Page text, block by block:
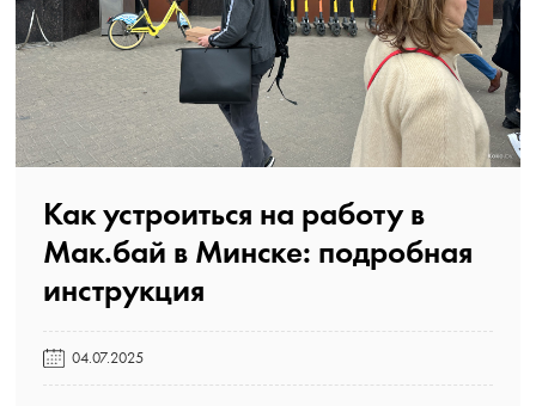
Как устроиться на работу в
Мак.бай в Минске: подробная
инструкция️
04.07.2025